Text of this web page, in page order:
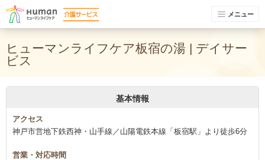
メニュー
ヒューマンライフケア板宿の湯 | デイサー
ビス
基本情報
アクセス
神戸市営地下鉄西神・山手線／山陽電鉄本線「板宿駅」より徒歩6分
営業・対応時間